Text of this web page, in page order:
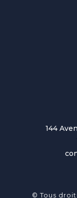
144
© Tous